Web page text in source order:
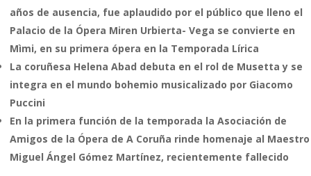
años de ausencia, fue aplaudido por el público que lleno el
Palacio de la Ópera Miren Urbierta- Vega se convierte en
Mìmi, en su primera ópera en la Temporada Lírica
La coruñesa Helena Abad debuta en el rol de Musetta y se
integra en el mundo bohemio musicalizado por Giacomo
Puccini
En la primera función de la temporada la Asociación de
Amigos de la Ópera de A Coruña rinde homenaje al Maestro
Miguel Ángel Gómez Martínez, recientemente fallecido